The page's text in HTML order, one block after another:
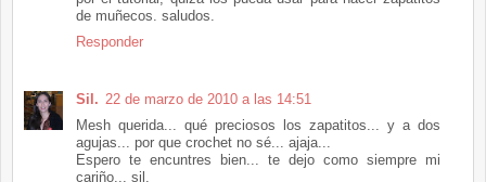
de muñecos. saludos.
Responder
Sil. 22 de marzo de 2010 a las 14:51
Mesh querida... qué preciosos los zapatitos... y a dos
agujas... por que crochet no sé... ajaja...
Espero te encuntres bien... te dejo como siempre mi
cariño... sil.